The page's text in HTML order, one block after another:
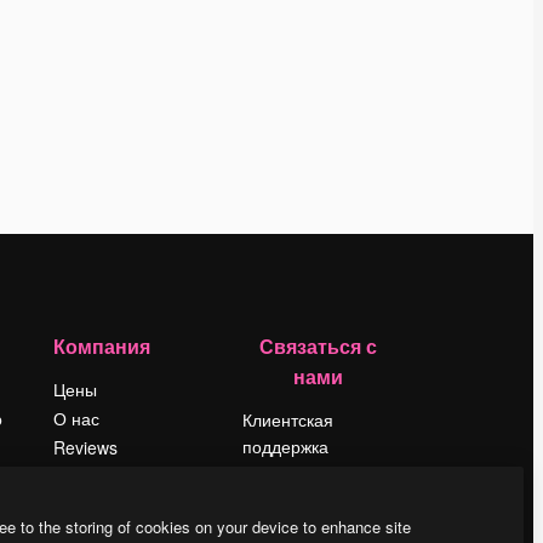
Компания
Цены
О нас
Reviews
Блог
Связаться с
нами
Клиентская
поддержка
LinkedIn
to the storing of cookies on your device to enhance site